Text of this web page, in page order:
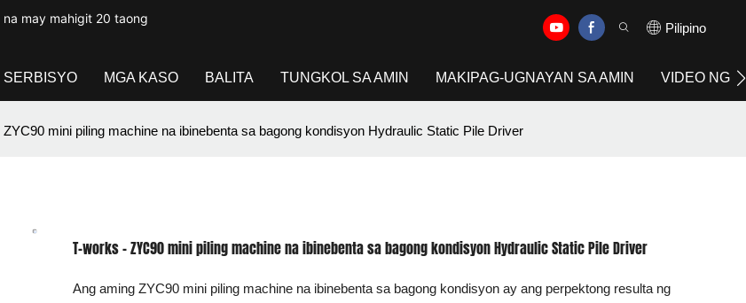
may mahigit 20 taong
Pilipino
SERBISYO MGA KASO BALITA TUNGKOL SA AMIN MAKIPAG-UGNAYAN SA AMIN VIDEO NG
mini piling machine na ibinebenta sa bagong kondisyon Hydraulic Static Pile Driver
T-works - ZYC90 mini piling machine na ibinebenta sa bagong kondisyon Hydraulic Static Pile Driver
Ang aming ZYC90 mini piling machine na ibinebenta sa bagong kondisyon ay ang perpektong resulta ng